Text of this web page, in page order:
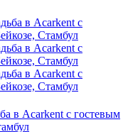
в Acarkent с гостевым